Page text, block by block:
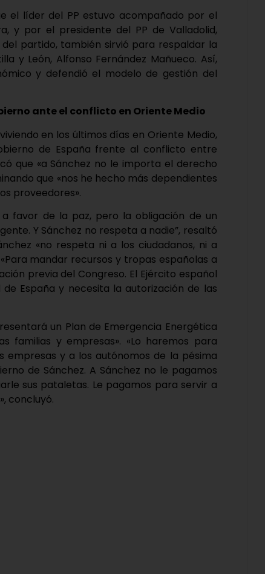
el líder del PP estuvo acompañado por el
y por el presidente del PP de Valladolid,
partido, también sirvió para respaldar la
y León, Alfonso Fernández Mañueco. Así,
y defendió el modelo de gestión del
ante el conflicto en Oriente Medio
en los últimos días en Oriente Medio,
de España frente al conflicto entre
que «a Sánchez no le importa el derecho
que «nos he hecho más dependientes
proveedores».
favor de la paz, pero la obligación de un
Y Sánchez no respeta a nadie”, resaltó
«no respeta ni a los ciudadanos, ni a
mandar recursos y tropas españolas a
previa del Congreso. El Ejército español
España y necesita la autorización de las
un Plan de Emergencia Energética
y empresas». «Lo haremos para
empresas y a los autónomos de la pésima
de Sánchez. A Sánchez no le pagamos
sus pataletas. Le pagamos para servir a
concluyó.